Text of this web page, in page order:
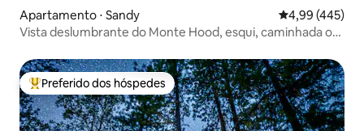
Apartamento ⋅ Sandy 4,99 de uma
4,99 (445)
Vista deslumbrante do Monte Hood, esqui, caminhada ou
Entre os melhores preferidos dos hóspedes
Preferido dos hóspedes